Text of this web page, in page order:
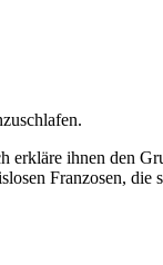
ihnen den
Franzosen,